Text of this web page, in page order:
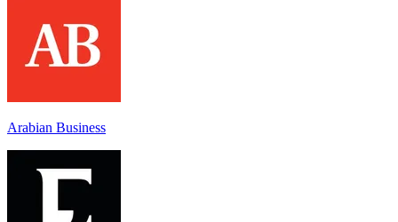
Arabian Business